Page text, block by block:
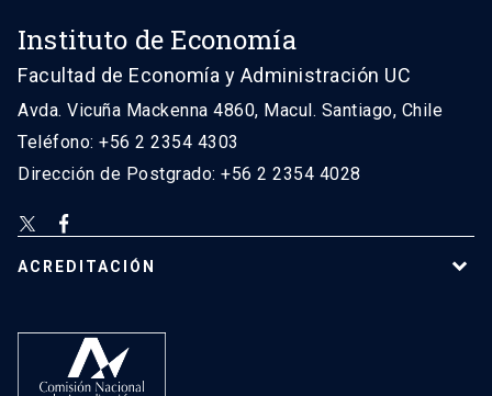
Instituto de Economía
Facultad de Economía y Administración UC
Avda. Vicuña Mackenna 4860, Macul. Santiago, Chile
Teléfono: +56 2 2354 4303
Dirección de Postgrado: +56 2 2354 4028
ACREDITACIÓN